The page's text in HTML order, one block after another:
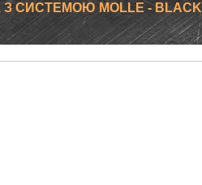
СИСТЕМОЮ MOLLE - BLACK